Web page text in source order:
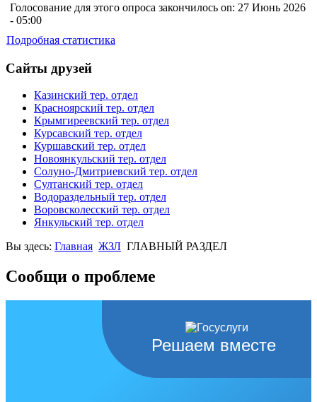
Голосование для этого опроса закончилось on: 27 Июнь 2026
- 05:00
Подробная статистика
Сайты друзей
Казинский тер. отдел
Красноярский тер. отдел
Крымгиреевский тер. отдел
Курсавский тер. отдел
Куршавский тер. отдел
Новоянкульский тер. отдел
Солуно-Дмитриевский тер. отдел
Султанский тер. отдел
Водораздельный тер. отдел
Воровсколесский тер. отдел
Янкульский тер. отдел
Вы здесь: Главная ЖЗЛ ГЛАВНЫЙ РАЗДЕЛ
Сообщи о проблеме
Решаем вместе